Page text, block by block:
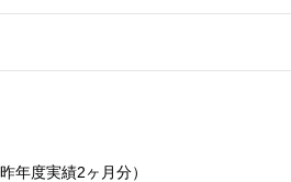
年度実績2ヶ月分）